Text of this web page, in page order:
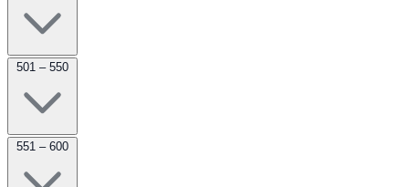
501 – 550
551 – 600